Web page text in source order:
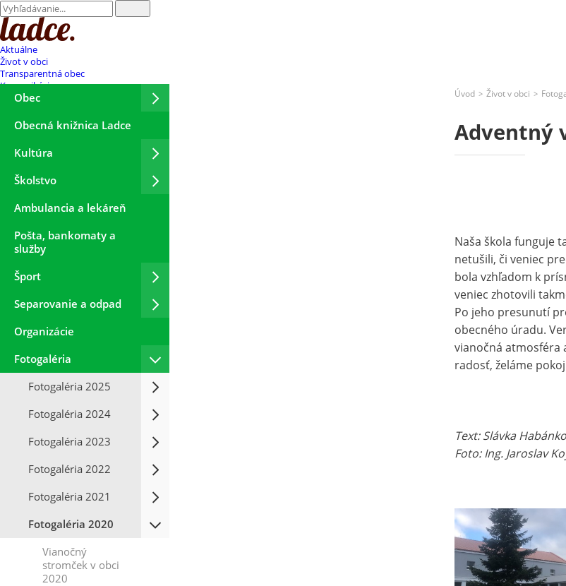
Aktuálne
Život v obci
Transparentná obec
Komunikácia
Obec
Obecná knižnica Ladce
Kultúra
Školstvo
Ambulancia a lekáreň
Pošta, bankomaty a
služby
Šport
Separovanie a odpad
Organizácie
Fotogaléria
Fotogaléria 2025
Fotogaléria 2024
Fotogaléria 2023
Fotogaléria 2022
Fotogaléria 2021
Fotogaléria 2020
Vianočný
stromček v obci
2020
Úvod > Život v obci >
Adventný
Naša škola funguje
netušili, či veniec
bola vzhľadom k
veniec zhotovili
Po jeho presunutí
obecného úradu.
vianočná atmosféra
radosť, želáme
Text: Slávka
Foto: Ing. Jaroslav